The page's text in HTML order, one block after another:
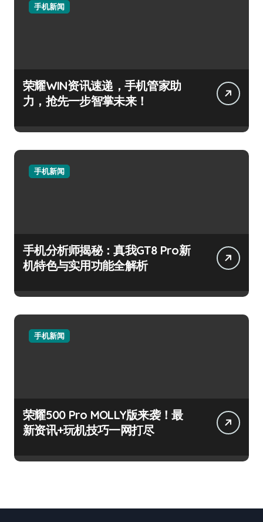
手机新闻
荣耀WIN资讯速递，手机管家助
力，抢先一步智掌未来！
手机新闻
手机分析师揭秘：真我GT8 Pro新
机特色与实用功能全解析
手机新闻
荣耀500 Pro MOLLY版来袭！最
新资讯+玩机技巧一网打尽